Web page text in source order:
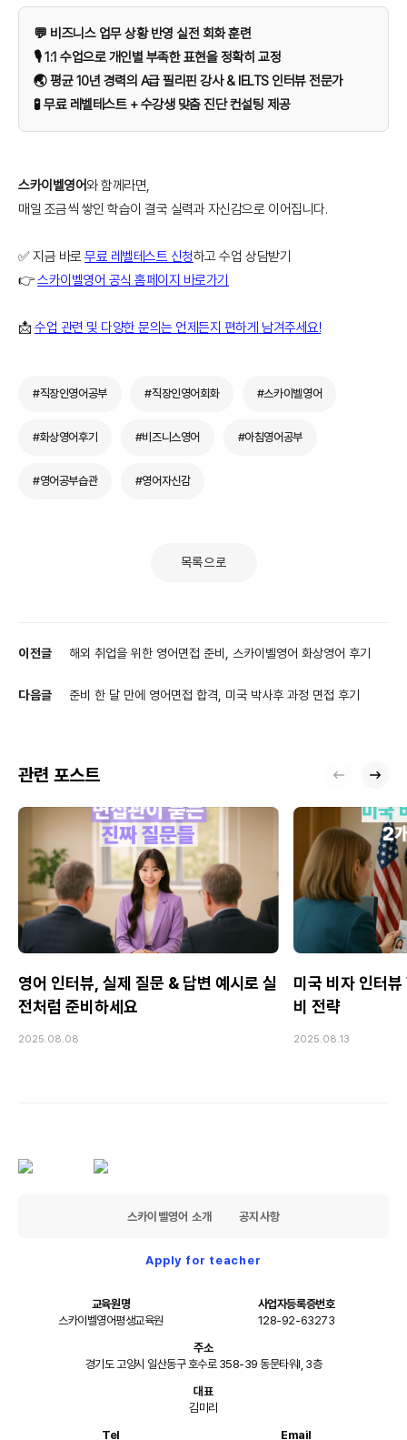
💬 비즈니스 업무 상황 반영 실전 회화 훈련
🎙️ 1:1 수업으로 개인별 부족한 표현을 정확히 교정
🌏 평균 10년 경력의 A급 필리핀 강사 & IELTS 인터뷰 전문가
🧪 무료 레벨테스트 + 수강생 맞춤 진단 컨설팅 제공
스카이벨영어와 함께라면,
매일 조금씩 쌓인 학습이 결국 실력과 자신감으로 이어집니다.
✅ 지금 바로무료 레벨테스트 신청하고 수업 상담받기
👉스카이벨영어 공식 홈페이지 바로가기
📩수업 관련 및 다양한 문의는 언제든지 편하게 남겨주세요!
#직장인영어공부 #직장인영어회화 #스카이벨영어
#화상영어후기 #비즈니스영어 #아침영어공부
#영어공부습관 #영어자신감
목록으로
이전글 해외 취업을 위한 영어면접 준비, 스카이벨영어 화상영어 후기
다음글 준비 한 달 만에 영어면접 합격, 미국 박사후 과정 면접 후기
관련 포스트
영어 인터뷰, 실제 질문 & 답변 예시로 실
전처럼 준비하세요
2025.08.08
미국 비자 인터
비 전략
2025.08.13
스카이벨영어 소개 공지사항
Apply for teacher
교육원명
스카이벨영어평생교육원
사업자등록증번호
128-92-63273
주소
경기도 고양시 일산동구 호수로 358-39 동문타워I, 3층
대표
김미리
Tel
Email